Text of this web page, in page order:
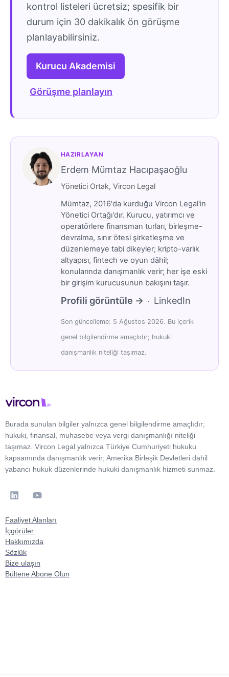
kontrol listeleri ücretsiz; spesifik bir
durum için 30 dakikalık ön görüşme
planlayabilirsiniz.
Kurucu Akademisi
Görüşme planlayın
HAZIRLAYAN
Erdem Mümtaz Hacıpaşaoğlu
Yönetici Ortak, Vircon Legal
Mümtaz, 2016'da kurduğu Vircon Legal'in
Yönetici Ortağı'dır. Kurucu, yatırımcı ve
operatörlere finansman turları, birleşme-
devralma, sınır ötesi şirketleşme ve
düzenlemeye tabi dikeyler; kripto-varlık
altyapısı, fintech ve oyun dâhil;
konularında danışmanlık verir; her işe eski
bir girişim kurucusunun bakışını taşır.
Profili görüntüle → · LinkedIn
Son güncelleme: 5 Ağustos 2026. Bu içerik
genel bilgilendirme amaçlıdır; hukuki
danışmanlık niteliği taşımaz.
Burada sunulan bilgiler yalnızca genel bilgilendirme amaçlıdır;
hukuki, finansal, muhasebe veya vergi danışmanlığı niteliği
taşımaz. Vircon Legal yalnızca Türkiye Cumhuriyeti hukuku
kapsamında danışmanlık verir; Amerika Birleşik Devletleri dahil
yabancı hukuk düzenlerinde hukuki danışmanlık hizmeti sunmaz.
Faaliyet Alanları
İçgörüler
Hakkımızda
Sözlük
Bize ulaşın
Bültene Abone Olun